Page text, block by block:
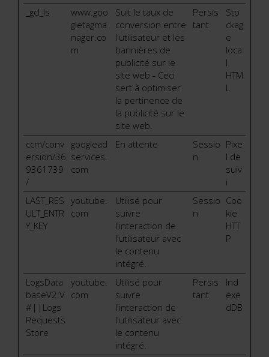
_gcl_ls
www.goo
gletagma
nager.co
m
Suit le taux de
conversion entre
l'utilisateur et les
bannières de
publicité sur le
site web - Ceci
sert à optimiser
la pertinence de
la publicité sur le
site web.
Persis
tant
Sto
ckag
e
loca
l
HTM
L
ccm/conv
ersion/36
9361739
/
googlead
services.
com
En attente
Sessio
n
Pixe
l de
suiv
i
LAST_RES
ULT_ENTR
Y_KEY
youtube.
com
Utilisé pour
suivre
l'interaction de
l'utilisateur avec
le contenu
intégré.
Sessio
n
Coo
kie
HTT
P
LogsData
baseV2:V
#||Logs
Requests
Store
youtube.
com
Utilisé pour
suivre
l'interaction de
l'utilisateur avec
le contenu
intégré.
Persis
tant
Ind
exe
dDB